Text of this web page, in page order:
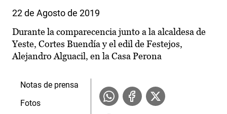
22 de Agosto de 2019
Durante la comparecencia junto a la alcaldesa de
Yeste, Cortes Buendía y el edil de Festejos,
Alejandro Alguacil, en la Casa Perona
Notas de prensa
Fotos